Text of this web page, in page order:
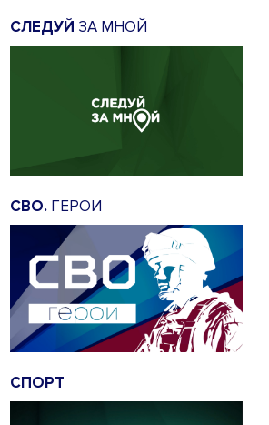
СЛЕДУЙ ЗА МНОЙ
СВО. ГЕРОИ
СПОРТ